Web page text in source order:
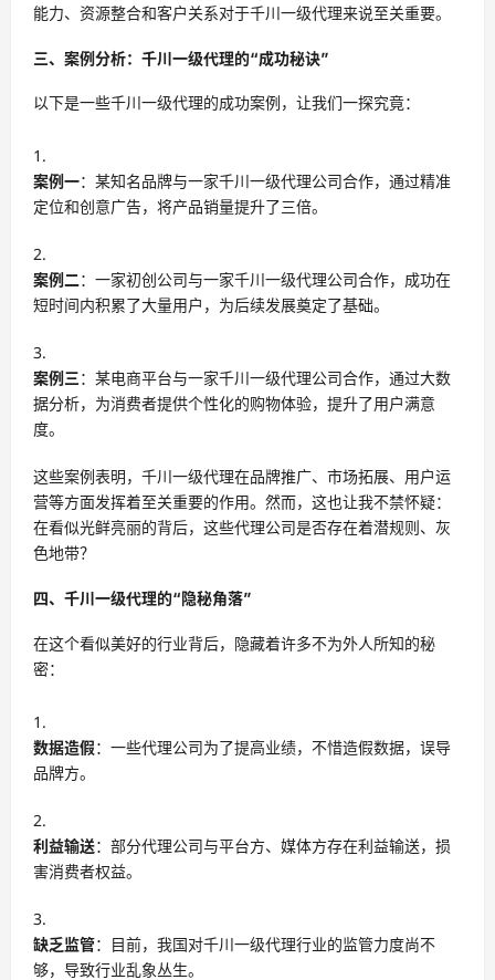
能力、资源整合和客户关系对于千川一级代理来说至关重要。
三、案例分析：千川一级代理的“成功秘诀”
以下是一些千川一级代理的成功案例，让我们一探究竟：
案例一：某知名品牌与一家千川一级代理公司合作，通过精准
定位和创意广告，将产品销量提升了三倍。
案例二：一家初创公司与一家千川一级代理公司合作，成功在
短时间内积累了大量用户，为后续发展奠定了基础。
案例三：某电商平台与一家千川一级代理公司合作，通过大数
据分析，为消费者提供个性化的购物体验，提升了用户满意
度。
这些案例表明，千川一级代理在品牌推广、市场拓展、用户运
营等方面发挥着至关重要的作用。然而，这也让我不禁怀疑：
在看似光鲜亮丽的背后，这些代理公司是否存在着潜规则、灰
色地带？
四、千川一级代理的“隐秘角落”
在这个看似美好的行业背后，隐藏着许多不为外人所知的秘
密：
数据造假：一些代理公司为了提高业绩，不惜造假数据，误导
品牌方。
利益输送：部分代理公司与平台方、媒体方存在利益输送，损
害消费者权益。
缺乏监管：目前，我国对千川一级代理行业的监管力度尚不
够，导致行业乱象丛生。